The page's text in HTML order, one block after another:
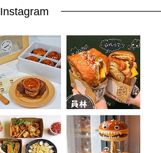
Instagram